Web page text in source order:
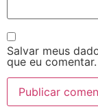
Salvar meus
que eu comentar.